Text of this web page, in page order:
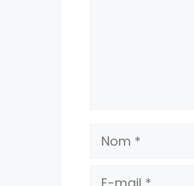
Nom
E-